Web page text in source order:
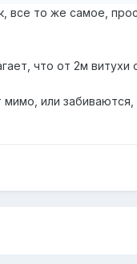
все то же самое,
что от 2м
или